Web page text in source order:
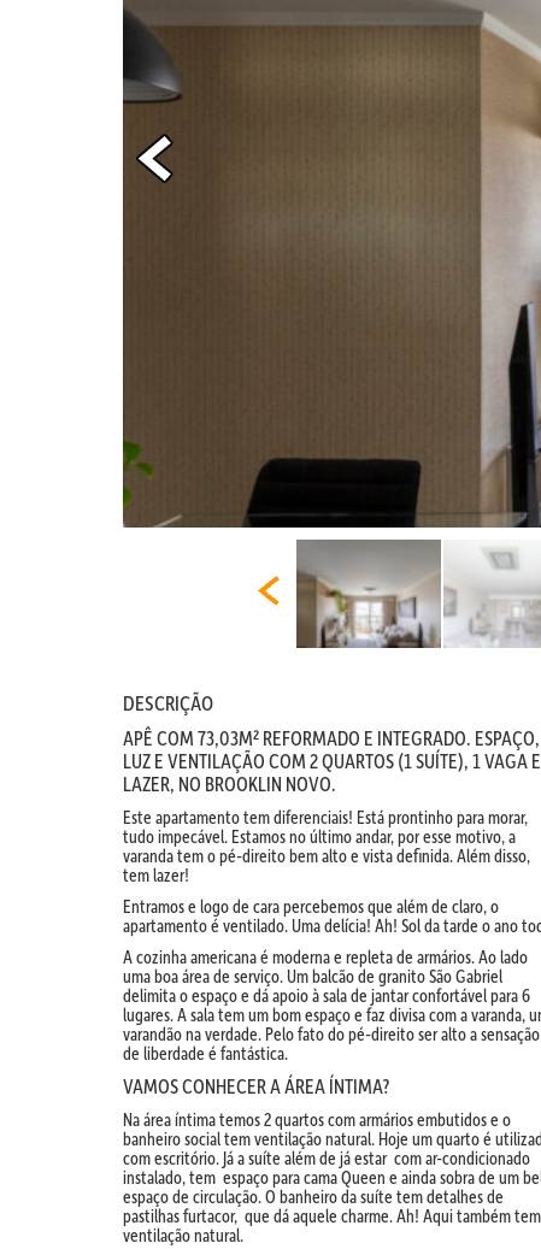
DESCRIÇÃO
APÊ COM 73,03M² REFORMADO E INTEGRADO. ESPAÇO,
LUZ E VENTILAÇÃO COM 2 QUARTOS (1 SUÍTE), 1 VAGA E
LAZER, NO BROOKLIN NOVO.
Este apartamento tem diferenciais! Está prontinho para morar,
tudo impecável. Estamos no último andar, por esse motivo, a
varanda tem o pé-direito bem alto e vista definida. Além disso,
tem lazer!
Entramos e logo de cara percebemos que além de claro, o
apartamento é ventilado. Uma delícia! Ah! Sol da tarde o ano
A cozinha americana é moderna e repleta de armários. Ao lado
uma boa área de serviço. Um balcão de granito São Gabriel
delimita o espaço e dá apoio à sala de jantar confortável para 6
lugares. A sala tem um bom espaço e faz divisa com a varanda,
varandão na verdade. Pelo fato do pé-direito ser alto a sensação
de liberdade é fantástica.
VAMOS CONHECER A ÁREA ÍNTIMA?
Na área íntima temos 2 quartos com armários embutidos e o
banheiro social tem ventilação natural. Hoje um quarto é
com escritório. Já a suíte além de já estar com ar-condicionado
instalado, tem espaço para cama Queen e ainda sobra de um
espaço de circulação. O banheiro da suíte tem detalhes de
pastilhas furtacor, que dá aquele charme. Ah! Aqui também tem
ventilação natural.